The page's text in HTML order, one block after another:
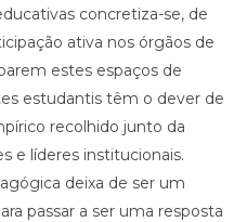
concretiza-se, de
ativa nos órgãos de
estes espaços de
estudantis têm o dever de
recolhido junto da
e líderes institucionais.
deixa de ser um
passar a ser uma resposta